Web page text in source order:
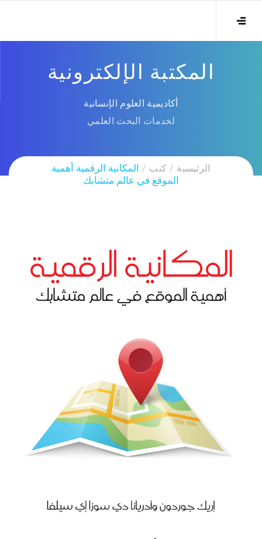
المكتبة الإلكترونية
أكاديمية العلوم الإنسانية
لخدمات البحث العلمي
الرئيسية كتب
المكانية الرقمية أهمية
الموقع في عالم متشابك